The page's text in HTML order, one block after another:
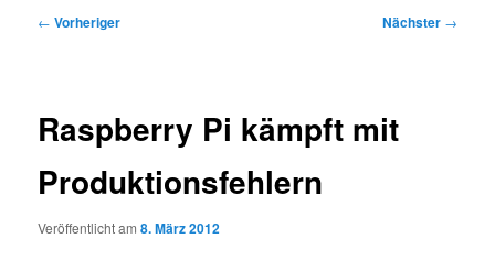
Beitragsnavigation
← Vorheriger Nächster →
Raspberry Pi kämpft mit
Produktionsfehlern
Veröffentlicht am8. März 2012